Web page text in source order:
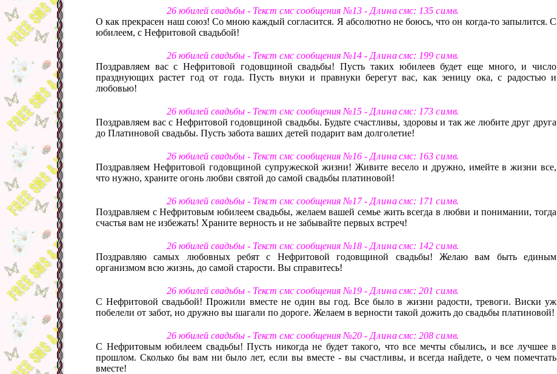
26 юбилей свадьбы - Текст смс сообщения №13 - Д л и н асмс: 135 с и м в.
О как прекрасен наш союз! Со мною каждый согласится. Я абсолютно не боюсь, что он когда-то запылится. С
юбилеем, с Нефритовой свадьбой!
26 юбилей свадьбы - Текст смс сообщения №14 - Д л и н асмс: 199 с и м в.
Поздравляем вас с Нефритовой годовщиной свадьбы! Пусть таких юбилеев будет еще много, и число
празднующих растет год от года. Пусть внуки и правнуки берегут вас, как зеницу ока, с радостью и
любовью!
26 юбилей свадьбы - Текст смс сообщения №15 - Д л и н асмс: 173 с и м в.
Поздравляем вас с Нефритовой годовщиной свадьбы. Будьте счастливы, здоровы и так же любите друг друга
до Платиновой свадьбы. Пусть забота ваших детей подарит вам долголетие!
26 юбилей свадьбы - Текст смс сообщения №16 - Д л и н асмс: 163 с и м в.
Поздравляем Нефритовой годовщиной супружеской жизни! Живите весело и дружно, имейте в жизни все,
что нужно, храните огонь любви святой до самой свадьбы платиновой!
26 юбилей свадьбы - Текст смс сообщения №17 - Д л и н асмс: 171 с и м в.
Поздравляем с Нефритовым юбилеем свадьбы, желаем вашей семье жить всегда в любви и понимании, тогда
счастья вам не избежать! Храните верность и не забывайте первых встреч!
26 юбилей свадьбы - Текст смс сообщения №18 - Д л и н асмс: 142 с и м в.
Поздравляю самых любовных ребят с Нефритовой годовщиной свадьбы! Желаю вам быть единым
организмом всю жизнь, до самой старости. Вы справитесь!
26 юбилей свадьбы - Текст смс сообщения №19 - Д л и н асмс: 201 с и м в.
С Нефритовой свадьбой! Прожили вместе не один вы год. Все было в жизни радости, тревоги. Виски уж
побелели от забот, но дружно вы шагали по дороге. Желаем в верности такой дожить до свадьбы платиновой!
26 юбилей свадьбы - Текст смс сообщения №20 - Д л и н асмс: 208 с и м в.
С Нефритовым юбилеем свадьбы! Пусть никогда не будет такого, что все мечты сбылись, и все лучшее в
прошлом. Сколько бы вам ни было лет, если вы вместе - вы счастливы, и всегда найдете, о чем помечтать
вместе!